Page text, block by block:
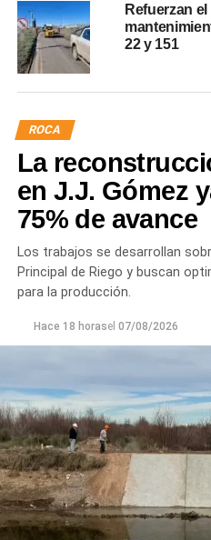
Refuerzan
22 y 151
ROCA
La
en J.J. Gómez
75% de avance
Los trabajos se desarrollan
Principal de Riego y buscan
para la producción.
Hace 18 horasel 07/08/2026